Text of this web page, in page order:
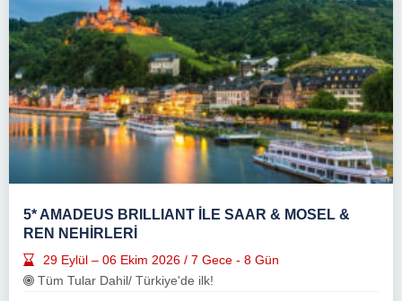
5* AMADEUS BRILLIANT İLE SAAR & MOSEL &
REN NEHİRLERİ
29 Eylül – 06 Ekim 2026 / 7 Gece - 8 Gün
Tüm Tular Dahil/ Türkiye'de ilk!